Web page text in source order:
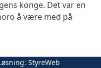
konge. Det var en
å være med på
StyreWeb